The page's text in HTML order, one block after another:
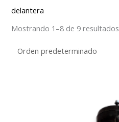
delantera
Mostrando 1–8 de 9 resultados